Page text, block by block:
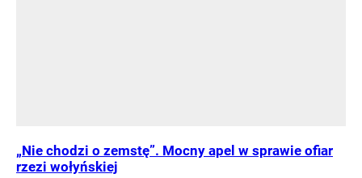
„Nie chodzi o zemstę”. Mocny apel w sprawie ofiar
rzezi wołyńskiej